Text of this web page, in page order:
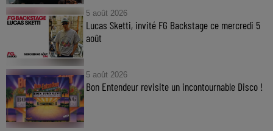
5 août 2026
Lucas Sketti, invité FG Backstage ce mercredi 5
août
5 août 2026
Bon Entendeur revisite un incontournable Disco !